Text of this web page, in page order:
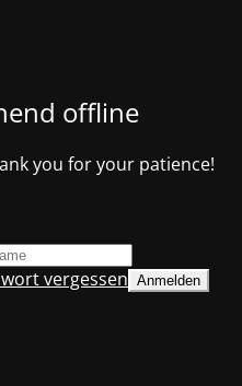
offline
you for your patience!
vergessen